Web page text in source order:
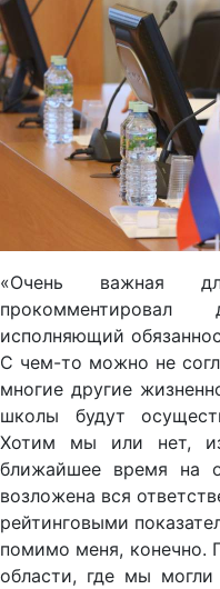
«Очень важная
исполняющий
С чем-то можно не
многие другие
школы будут
Хотим мы или нет,
ближайшее время на
возложена вся
рейтинговыми
помимо меня, конечно.
области, где мы